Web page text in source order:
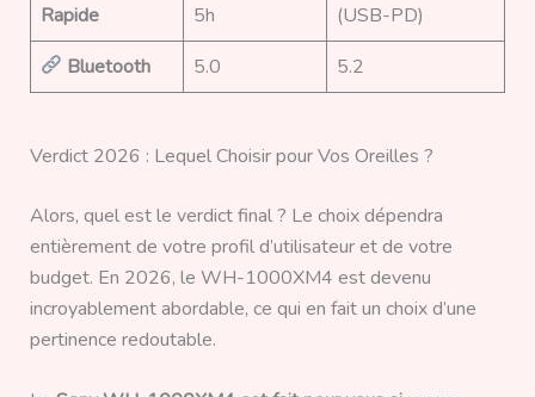
Rapide
5h
(USB-PD)
Bluetooth
5.0 5.2
Verdict 2026 : Lequel Choisir pour Vos Oreilles ?
Alors, quel est le verdict final ? Le choix dépendra
entièrement de votre profil d’utilisateur et de votre
budget. En 2026, le WH-1000XM4 est devenu
incroyablement abordable, ce qui en fait un choix d’une
pertinence redoutable.